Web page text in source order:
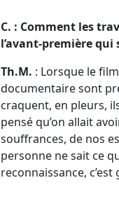
C. : Comment les
l’avant-première qui
Th.M. : Lorsque le
documentaire sont
craquent, en pleurs,
pensé qu’on allait
souffrances, de nos
personne ne sait ce
reconnaissance,